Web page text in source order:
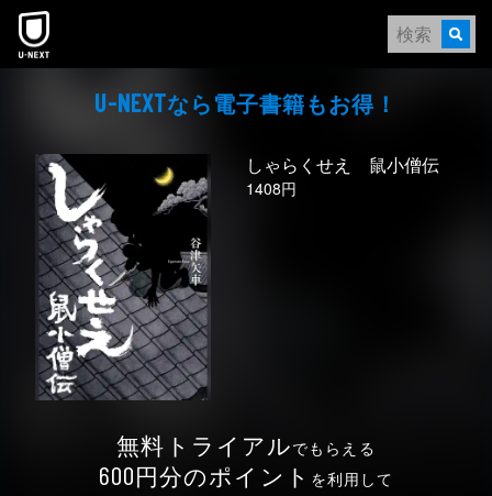
本文へスキップ
U-NEXTなら電⼦書籍もお得！
しゃらくせえ 鼠小僧伝
1408円
無料トライアルでもらえる
600円分のポイント を利用して